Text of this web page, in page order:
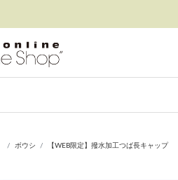
ボウシ 【WEB限定】撥水加工つば長キャップ